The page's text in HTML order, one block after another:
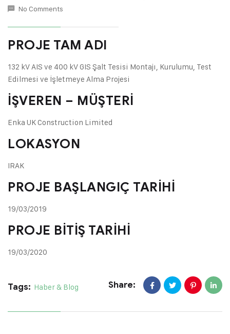
No Comments
PROJE TAM ADI
132 kV AIS ve 400 kV GIS Şalt Tesisi Montajı, Kurulumu, Test
Edilmesi ve İşletmeye Alma Projesi
İŞVEREN – MÜŞTERİ
Enka UK Construction Limited
LOKASYON
IRAK
PROJE BAŞLANGIÇ TARİHİ
19/03/2019
PROJE BİTİŞ TARİHİ
19/03/2020
Tags: Haber & Blog Share: